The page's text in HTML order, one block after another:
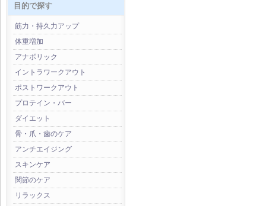
目的で探す
筋力・持久力アップ
体重増加
アナボリック
イントラワークアウト
ポストワークアウト
プロテイン・バー
ダイエット
骨・爪・歯のケア
アンチエイジング
スキンケア
関節のケア
リラックス